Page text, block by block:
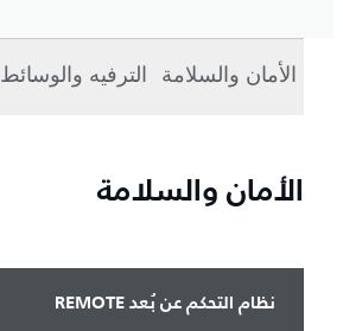
الأمان والسلامة الترفيه والوسائط
الأمان والسلامة
نظام التحكم عن بُعد REMOTE